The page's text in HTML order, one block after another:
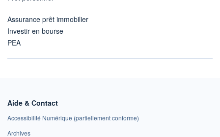
Assurance prêt immobilier
Investir en bourse
PEA
Aide & Contact
Accessibilité Numérique (partiellement conforme)
Archives